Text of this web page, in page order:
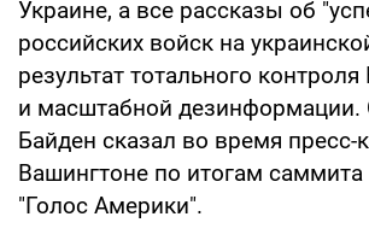
Украине, а все рассказы об
российских войск на
результат тотального
и масштабной дезинформации.
Байден сказал во время пресс-
Вашингтоне по итогам
"Голос Америки".